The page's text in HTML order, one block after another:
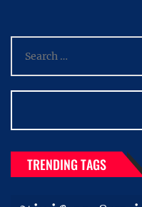
for:
TRENDING TAGS